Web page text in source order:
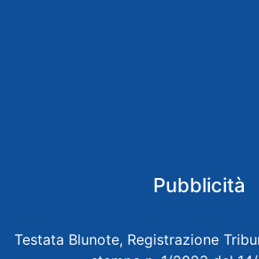
Pubblicità
Testata Blunote, Registrazione